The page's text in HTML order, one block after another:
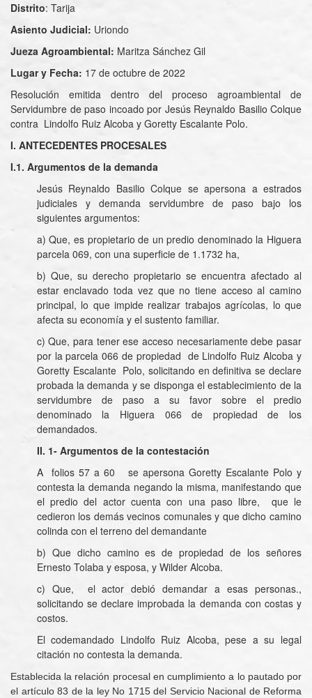
Distrito: Tarija
Asiento Judicial: Uriondo
Jueza Agroambiental: Maritza Sánchez Gil
Lugar y Fecha: 17 de octubre de 2022
Resolución emitida dentro del proceso agroambiental de
Servidumbre de paso incoado por Jesús Reynaldo Basilio Colque
contra Lindolfo Ruiz Alcoba y Goretty Escalante Polo.
I. ANTECEDENTES PROCESALES
I.1. Argumentos de la demanda
Jesús Reynaldo Basilio Colque se apersona a estrados
judiciales y demanda servidumbre de paso bajo los
siguientes argumentos:
a) Que, es propietario de un predio denominado la Higuera
parcela 069, con una superficie de 1.1732 ha,
b) Que, su derecho propietario se encuentra afectado al
estar enclavado toda vez que no tiene acceso al camino
principal, lo que impide realizar trabajos agrícolas, lo que
afecta su economía y el sustento familiar.
c) Que, para tener ese acceso necesariamente debe pasar
por la parcela 066 de propiedad de Lindolfo Ruiz Alcoba y
Goretty Escalante Polo, solicitando en definitiva se declare
probada la demanda y se disponga el establecimiento de la
servidumbre de paso a su favor sobre el predio
denominado la Higuera 066 de propiedad de los
demandados.
II. 1- Argumentos de la contestación
A folios 57 a 60 se apersona Goretty Escalante Polo y
contesta la demanda negando la misma, manifestando que
el predio del actor cuenta con una paso libre, que le
cedieron los demás vecinos comunales y que dicho camino
colinda con el terreno del demandante
b) Que dicho camino es de propiedad de los señores
Ernesto Tolaba y esposa, y Wilder Alcoba.
c) Que, el actor debió demandar a esas personas.,
solicitando se declare improbada la demanda con costas y
costos.
El codemandado Lindolfo Ruiz Alcoba, pese a su legal
citación no contesta la demanda.
Establecida la relación procesal en cumplimiento a lo pautado por
el artículo 83 de la ley No 1715 del Servicio Nacional de Reforma